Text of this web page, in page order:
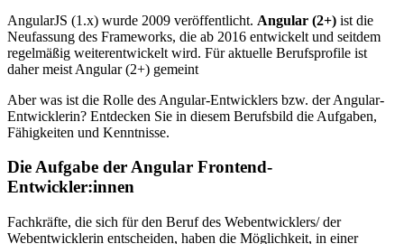
AngularJS (1.x) wurde 2009 veröffentlicht. Angular (2+) ist die
Neufassung des Frameworks, die ab 2016 entwickelt und seitdem
regelmäßig weiterentwickelt wird. Für aktuelle Berufsprofile ist
daher meist Angular (2+) gemeint
Aber was ist die Rolle des Angular-Entwicklers bzw. der Angular-
Entwicklerin? Entdecken Sie in diesem Berufsbild die Aufgaben,
Fähigkeiten und Kenntnisse.
Die Aufgabe der Angular Frontend-
Entwickler:innen
Fachkräfte, die sich für den Beruf des Webentwicklers/ der
Webentwicklerin entscheiden, haben die Möglichkeit, in einer